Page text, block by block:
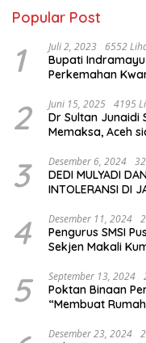
Popular Post
1 Juli 2, 2023 6552
Bupati
Perkemahan
2 Juni 15, 2025 4195
Dr Sultan Junaidi
Memaksa, Aceh
3 Desember 6, 2024
DEDI MULYADI
INTOLERANSI DI
4 Desember 11, 2024
Pengurus SMSI
Sekjen Makali
5 September 13, 2024
Poktan Binaan
“Membuat
Desember 23, 2024